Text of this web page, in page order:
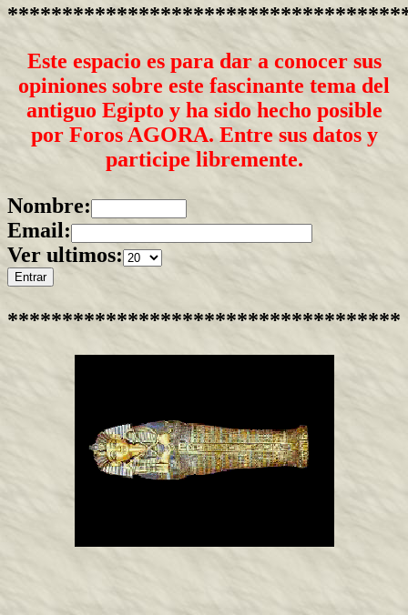
Este espacio es para dar a conocer sus
opiniones sobre este fascinante tema del
antiguo Egipto y ha sido hecho posible
por Foros AGORA. Entre sus datos y
participe libremente.
Nombre:
Email:
Ver ultimos:
************************************